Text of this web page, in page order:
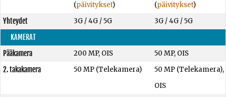
(päivitykset)
(päivitykset)
Yhteydet
3G / 4G / 5G
3G / 4G / 5G
KAMERAT
Pääkamera
200 MP, OIS
50 MP, OIS
2. takakamera
50 MP (Telekamera)
50 MP (Telekamera),
OIS